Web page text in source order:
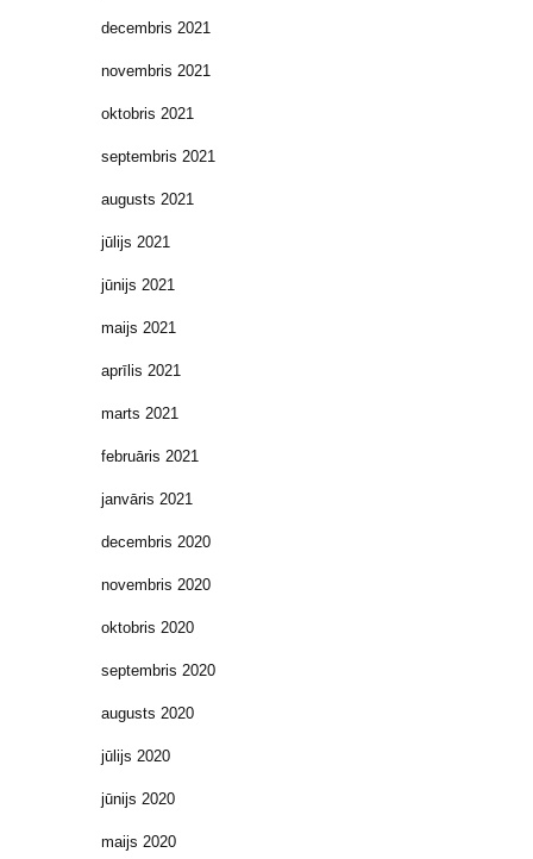
decembris 2021
novembris 2021
oktobris 2021
septembris 2021
augusts 2021
jūlijs 2021
jūnijs 2021
maijs 2021
aprīlis 2021
marts 2021
februāris 2021
janvāris 2021
decembris 2020
novembris 2020
oktobris 2020
septembris 2020
augusts 2020
jūlijs 2020
jūnijs 2020
maijs 2020